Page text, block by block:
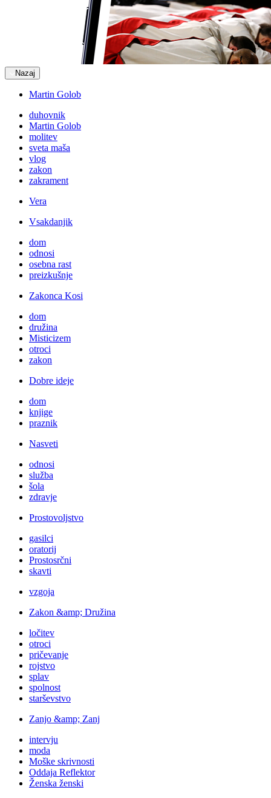
Nazaj
Martin Golob
duhovnik
Martin Golob
molitev
sveta maša
vlog
zakon
zakrament
Vera
Vsakdanjik
dom
odnosi
osebna rast
preizkušnje
Zakonca Kosi
dom
družina
Misticizem
otroci
zakon
Dobre ideje
dom
knjige
praznik
Nasveti
odnosi
služba
šola
zdravje
Prostovoljstvo
gasilci
oratorij
Prostosrčni
skavti
vzgoja
Zakon &amp; Družina
ločitev
otroci
pričevanje
rojstvo
splav
spolnost
starševstvo
Zanjo &amp; Zanj
intervju
moda
Moške skrivnosti
Oddaja Reflektor
Ženska ženski